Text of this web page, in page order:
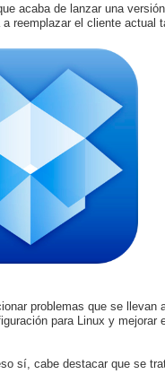
que acaba de lanzar una
reemplazar el cliente actual
problemas que se llevan
para Linux y mejorar
sí, cabe destacar que se